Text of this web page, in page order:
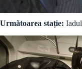
Următoarea stație: Iadul